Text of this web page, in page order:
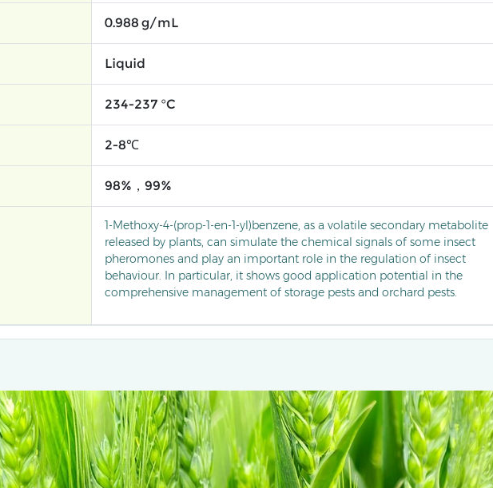
0.988 g/mL
Liquid
234-237 °C
2-8℃
98%，99%
1-Methoxy-4-(prop-1-en-1-yl)benzene, as a volatile secondary metabolite
released by plants, can simulate the chemical signals of some insect
pheromones and play an important role in the regulation of insect
behaviour. In particular, it shows good application potential in the
comprehensive management of storage pests and orchard pests.